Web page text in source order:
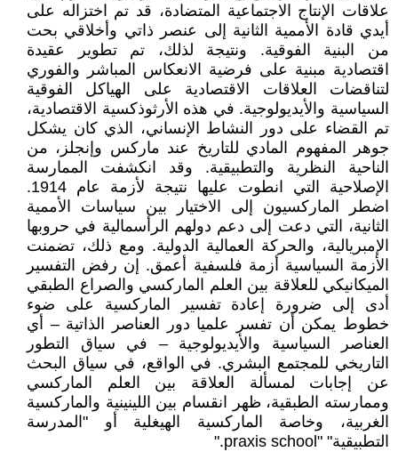
علاقات الإنتاج الاجتماعية المتضادة، قد تم اختزاله على
أيدي قادة الأممية الثانية إلى عنصر ذاتي وأخلاقي بحت
من البنية الفوقية. ونتيجة لذلك، تم تطوير عقيدة
اقتصادية مبنية على فرضية الانعكاس المباشر والفوري
لتناقضات العلاقات الاقتصادية على الهياكل الفوقية
السياسية والأيديولوجية. في هذه الأرثوذكسية الاقتصادية،
تم القضاء على دور النشاط الإنساني، الذي كان يشكل
جوهر المفهوم المادي للتاريخ عند ماركس وإنجلز، من
الناحية النظرية والتطبيقية. وقد انكشفت الممارسة
الإصلاحية التي انطوت عليها نتيجة لأزمة عام 1914.
اضطر الماركسيون إلى الاختيار بين سياسات الأممية
الثانية، التي دعت إلى دعم دولهم الرأسمالية في حروبها
الإمبريالية، والحركة العمالية الدولية. ومع ذلك، تضمنت
الأزمة السياسية أزمة فلسفية أعمق. إن رفض التفسير
الميكانيكي للعلاقة بين العلم الماركسي والصراع الطبقي
أدى إلى ضرورة إعادة تفسير الماركسية على ضوء
خطوط يمكن أن تفسر علميا دور العناصر الذاتية – أي
العناصر السياسية والأيديولوجية – في سياق التطور
التاريخي للمجتمع البشري. في الواقع، في سياق البحث
عن إجابات لمسألة العلاقة بين العلم الماركسي
وممارسته الطبقية، ظهر انقسام بين اللينينية والماركسية
الغربية، وخاصة الماركسية الهيغلية أو "المدرسة
التطبيقية" "praxis school."